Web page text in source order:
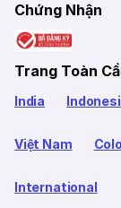
Chứng Nhận
Trang Toàn
India
Việt Nam
International